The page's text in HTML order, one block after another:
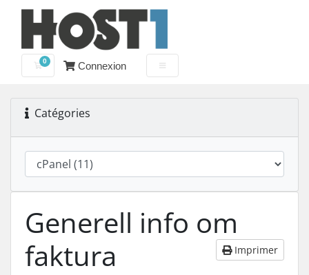
0
Votre panierConnexion
Catégories
Generell info om
faktura
Imprimer